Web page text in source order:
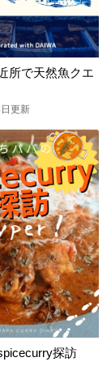
所で天然魚クエ
更新
探訪